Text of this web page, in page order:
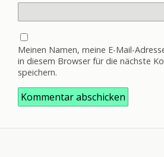
Meinen Namen, meine E-Mail-
in diesem Browser für die nächste
speichern.